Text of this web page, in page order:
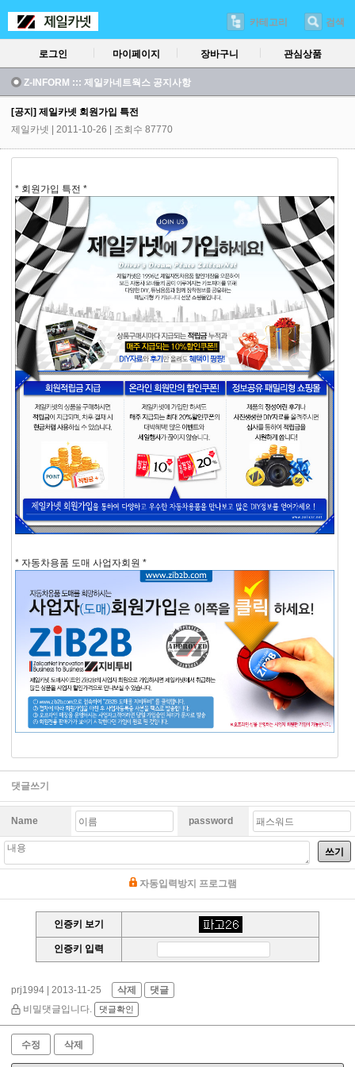
카테고리 검색
로그인 마이페이지 장바구니 관심상품
Z-INFORM ::: 제일카네트웍스 공지사항
[공지] 제일카넷 회원가입 특전
제일카넷
| 2011-10-26 | 조회수 87770
* 회원가입 특전 *
* 자동차용품 도매 사업자회원 *
댓글쓰기
Name password
쓰기
자동입력방지 프로그램
인증키 보기
인증키 입력
prj1994 | 2013-11-25 삭제
댓글
비밀댓글입니다.
댓글확인
수정 삭제